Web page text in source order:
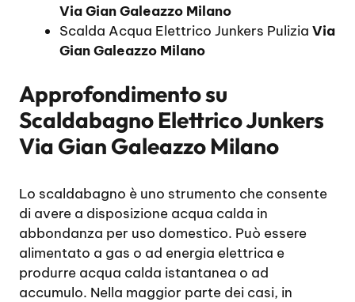
Via Gian Galeazzo Milano
Scalda Acqua Elettrico Junkers Pulizia Via
Gian Galeazzo Milano
Approfondimento su
Scaldabagno Elettrico Junkers
Via Gian Galeazzo Milano
Lo scaldabagno è uno strumento che consente
di avere a disposizione acqua calda in
abbondanza per uso domestico. Può essere
alimentato a gas o ad energia elettrica e
produrre acqua calda istantanea o ad
accumulo. Nella maggior parte dei casi, in